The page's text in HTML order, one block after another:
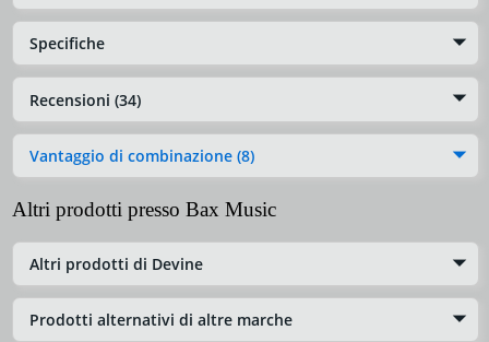
Specifiche
Recensioni (34)
Vantaggio di combinazione (8)
Altri prodotti presso Bax Music
Altri prodotti di Devine
Prodotti alternativi di altre marche